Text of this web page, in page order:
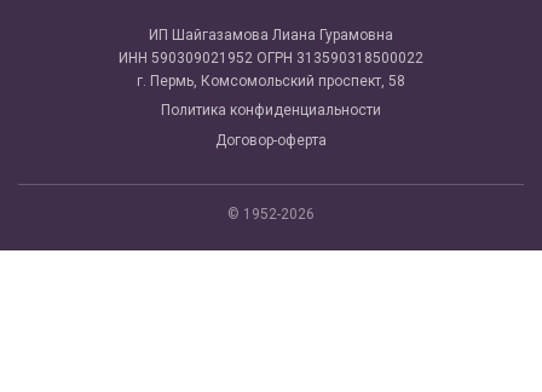
ИП Шайгазамова Лиана Гурамовна
ИНН 590309021952 ОГРН 313590318500022
г. Пермь, Комсомольский проспект, 58
Политика конфиденциальности
Договор-оферта
© 1952-2026